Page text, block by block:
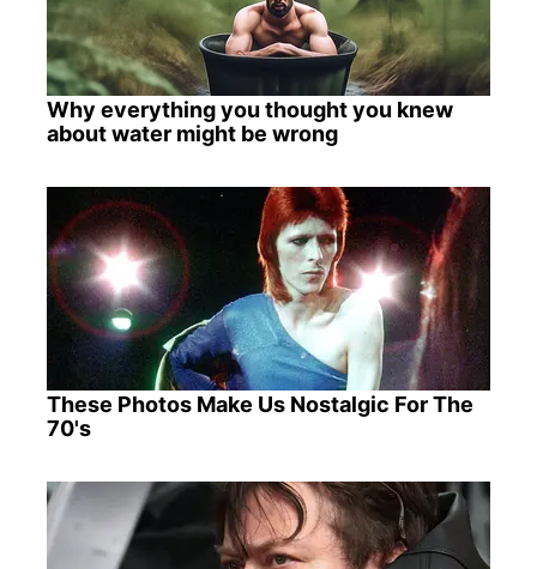
Why everything you thought you knew
about water might be wrong
These Photos Make Us Nostalgic For The
70's